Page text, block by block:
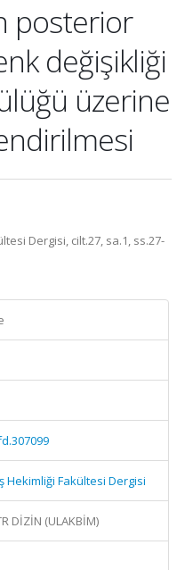
posterior
değişikliği
üzerine
Dergisi, cilt.27, sa.1, ss.27-
Hekimliği Fakültesi Dergisi
DİZİN (ULAKBİM)